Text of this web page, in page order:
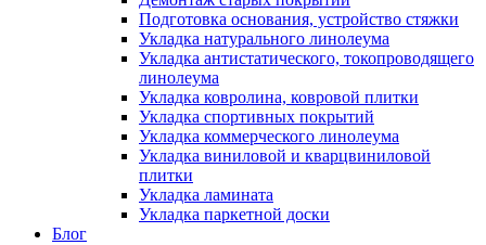
Подготовка основания, устройство стяжки
Укладка натурального линолеума
Укладка антистатического, токопроводящего
линолеума
Укладка ковролина, ковровой плитки
Укладка спортивных покрытий
Укладка коммерческого линолеума
Укладка виниловой и кварцвиниловой
плитки
Укладка ламината
Укладка паркетной доски
Блог